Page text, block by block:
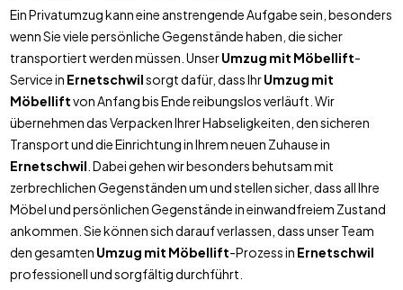
Ein Privatumzug kann eine anstrengende Aufgabe sein, besonders
wenn Sie viele persönliche Gegenstände haben, die sicher
transportiert werden müssen. UnserUmzug mit Möbellift-
Service in Ernetschwilsorgt dafür, dass IhrUmzug mit
Möbelliftvon Anfang bis Ende reibungslos verläuft. Wir
übernehmen das Verpacken Ihrer Habseligkeiten, den sicheren
Transport und die Einrichtung in Ihrem neuen Zuhause in
Ernetschwil . Dabei gehen wir besonders behutsam mit
zerbrechlichen Gegenständen um und stellen sicher, dass all Ihre
Möbel und persönlichen Gegenstände in einwandfreiem Zustand
ankommen. Sie können sich darauf verlassen, dass unser Team
den gesamten Umzug mit Möbellift-Prozess in Ernetschwil
professionell und sorgfältig durchführt.